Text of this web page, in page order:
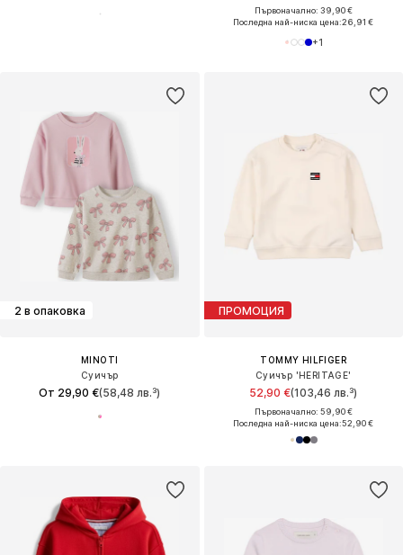
Първоначално: 39,90 €
Последна най-ниска цена:26,91 €
+1
2 в опаковка
MINOTI
Суичър
От 29,90 €(58,48 лв.³)
ПРОМОЦИЯ
TOMMY HILFIGER
Суичър 'HERITAGE'
52,90 €(103,46 лв.³)
Първоначално: 59,90 €
Последна най-ниска цена:52,90 €